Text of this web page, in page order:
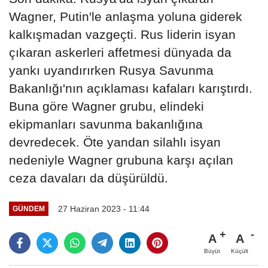
Wagner, Putin'le anlaşma yoluna giderek
kalkışmadan vazgeçti. Rus liderin isyan
çıkaran askerleri affetmesi dünyada da
yankı uyandırırken Rusya Savunma
Bakanlığı'nın açıklaması kafaları karıştırdı.
Buna göre Wagner grubu, elindeki
ekipmanları savunma bakanlığına
devredecek. Öte yandan silahlı isyan
nedeniyle Wagner grubuna karşı açılan
ceza davaları da düşürüldü.
GÜNDEM 27 Haziran 2023 - 11:44
A
Büyüt
A
Küçült